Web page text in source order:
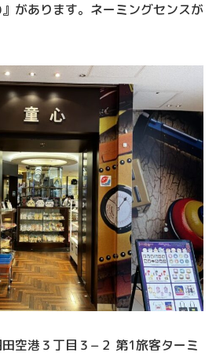
があります。ネーミングセンスが
空港３丁目３−２ 第1旅客ターミ